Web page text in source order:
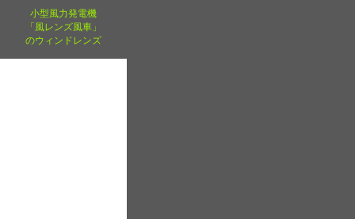
小型風力発電機
「風レンズ風車」
のウィンドレンズ